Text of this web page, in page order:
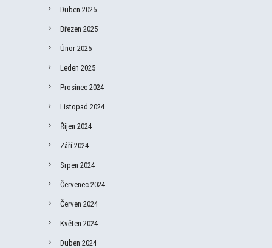
Duben 2025
Březen 2025
Únor 2025
Leden 2025
Prosinec 2024
Listopad 2024
Říjen 2024
Září 2024
Srpen 2024
Červenec 2024
Červen 2024
Květen 2024
Duben 2024